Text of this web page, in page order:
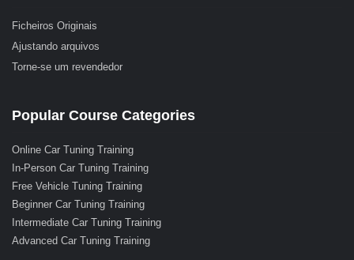
Ficheiros Originais
Ajustando arquivos
Torne-se um revendedor
Popular Course Categories
Online Car Tuning Training
In-Person Car Tuning Training
Free Vehicle Tuning Training
Beginner Car Tuning Training
Intermediate Car Tuning Training
Advanced Car Tuning Training